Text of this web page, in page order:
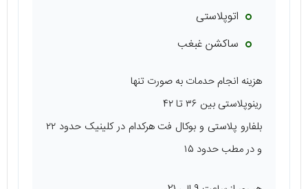
اتوپلاستی
ساکشن غبغب
هزینه انجام حدمات به صورت تنها
رینوپلاستی بین ۳۶ تا ۴۲
بلفارو پلاستی و بوکال فت هر‌کدام در کلینیک حدود ۲۲
و در مطب حدود ۱۵